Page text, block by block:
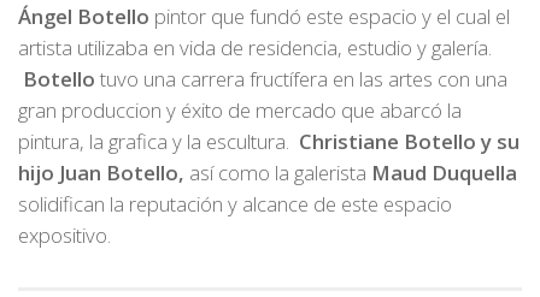
Ángel Botello pintor que fundó este espacio y el cual el
artista utilizaba en vida de residencia, estudio y galería.
Botello tuvo una carrera fructífera en las artes con una
gran produccion y éxito de mercado que abarcó la
pintura, la grafica y la escultura. Christiane Botello y su
hijo Juan Botello, así como la galerista Maud Duquella
solidifican la reputación y alcance de este espacio
expositivo.